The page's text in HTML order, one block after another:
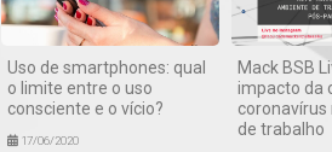
Uso de smartphones: qual
o limite entre o uso
consciente e o vício?
17/06/2020
Mack BSB
impacto da
de trabalho